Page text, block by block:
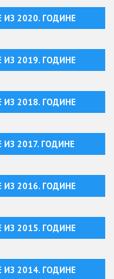
ИЗ 2020. ГОДИНЕ
ИЗ 2019. ГОДИНЕ
ИЗ 2018. ГОДИНЕ
ИЗ 2017. ГОДИНЕ
ИЗ 2016. ГОДИНЕ
ИЗ 2015. ГОДИНЕ
ИЗ 2014. ГОДИНЕ